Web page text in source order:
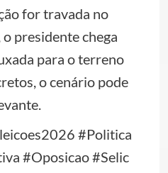
for travada no
presidente chega
para o terreno
o cenário pode
#Politica
#Oposicao #Selic